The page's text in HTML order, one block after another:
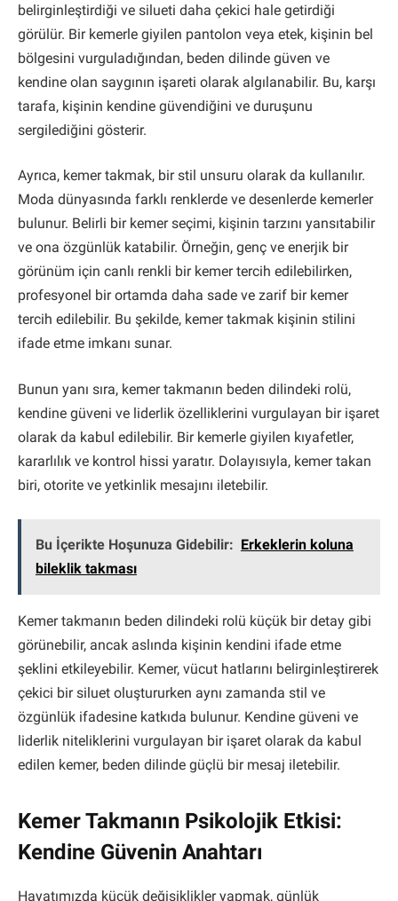
belirginleştirdiği ve silueti daha çekici hale getirdiği
görülür. Bir kemerle giyilen pantolon veya etek, kişinin bel
bölgesini vurguladığından, beden dilinde güven ve
kendine olan saygının işareti olarak algılanabilir. Bu, karşı
tarafa, kişinin kendine güvendiğini ve duruşunu
sergilediğini gösterir.
Ayrıca, kemer takmak, bir stil unsuru olarak da kullanılır.
Moda dünyasında farklı renklerde ve desenlerde kemerler
bulunur. Belirli bir kemer seçimi, kişinin tarzını yansıtabilir
ve ona özgünlük katabilir. Örneğin, genç ve enerjik bir
görünüm için canlı renkli bir kemer tercih edilebilirken,
profesyonel bir ortamda daha sade ve zarif bir kemer
tercih edilebilir. Bu şekilde, kemer takmak kişinin stilini
ifade etme imkanı sunar.
Bunun yanı sıra, kemer takmanın beden dilindeki rolü,
kendine güveni ve liderlik özelliklerini vurgulayan bir işaret
olarak da kabul edilebilir. Bir kemerle giyilen kıyafetler,
kararlılık ve kontrol hissi yaratır. Dolayısıyla, kemer takan
biri, otorite ve yetkinlik mesajını iletebilir.
Bu İçerikte Hoşunuza Gidebilir: Erkeklerin koluna
bileklik takması
Kemer takmanın beden dilindeki rolü küçük bir detay gibi
görünebilir, ancak aslında kişinin kendini ifade etme
şeklini etkileyebilir. Kemer, vücut hatlarını belirginleştirerek
çekici bir siluet oluştururken aynı zamanda stil ve
özgünlük ifadesine katkıda bulunur. Kendine güveni ve
liderlik niteliklerini vurgulayan bir işaret olarak da kabul
edilen kemer, beden dilinde güçlü bir mesaj iletebilir.
Kemer Takmanın Psikolojik Etkisi:
Kendine Güvenin Anahtarı
Hayatımızda küçük değişiklikler yapmak, günlük